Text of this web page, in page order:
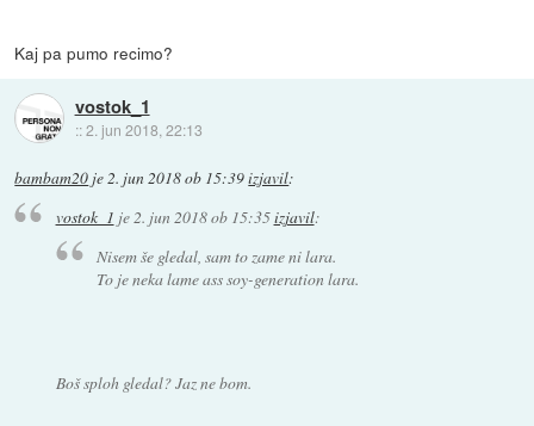
Kaj pa pumo recimo?
vostok_1
::2. jun 2018, 22:13
bambam20 je2. jun 2018 ob 15:39izjavil:
vostok_1 je2. jun 2018 ob 15:35izjavil:
Nisem še gledal, sam to zame ni lara.
To je neka lame ass soy-generation lara.
Boš sploh gledal? Jaz ne bom.